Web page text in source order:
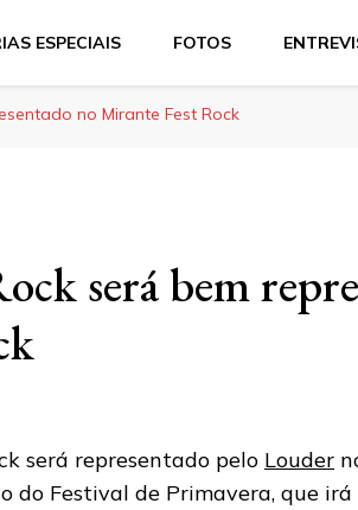
ESPECIAIS FOTOS
no Mirante Fest Rock
será bem
será representado pelo Louder
do Festival de Primavera, que